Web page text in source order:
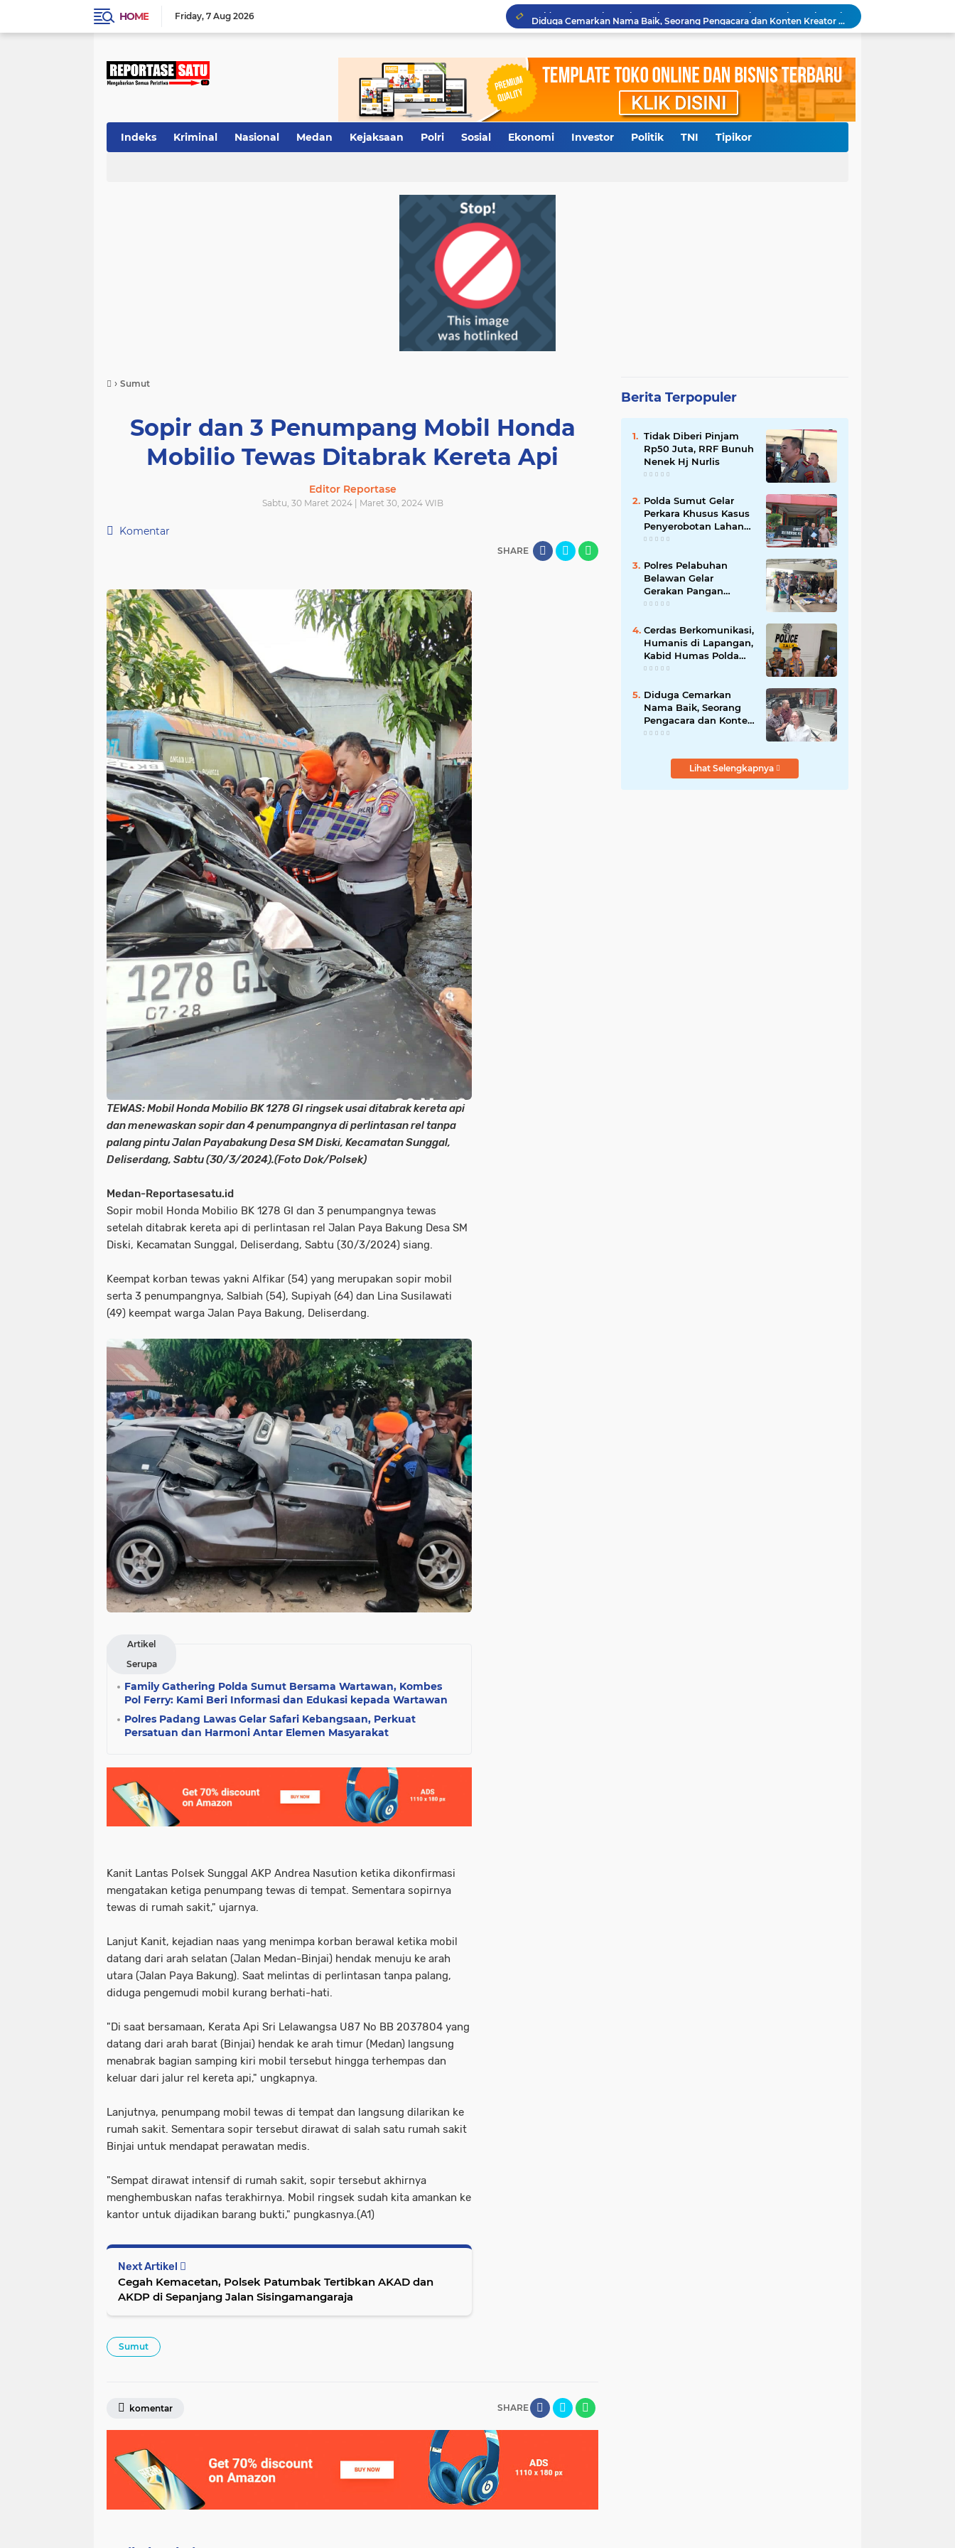
HOME Friday 7 Aug 2026
Diduga Cemarkan Nama Baik, Seorang Pengacara dan Konten Kreator Dilaporkan ke Polrestabes Medan
Polresta Deliserdang Tangkap Dua Laki-laki Pelaku Penyalahgunaan Narkoba
Antisipasi Antrean Panjang, Polresta Deliserdang Gatur di Sejumlah SPBU
Aliansi Masyarakat Batak Kota Medan Laporkan Pemilik Akun Hina Suku Batak ke Polda Sumut
Diduga Langgar Putusan MA, Warga Dairi dan Kelompok Masyarakat Sipil Kecam Keras Terbitnya SKKL PT DPM
Polresta Deliserdang Tangkap 3 Kurir, Amankan 53 Kg Lebih Sabu
Tidak Diberi Pinjam Rp50 Juta, RRF Bunuh Nenek Hj Nurlis
Indeks Kriminal Nasional Medan Kejaksaan Polri Sosial Ekonomi Investor Politik TNI Tipikor
› Sumut
Sopir dan 3 Penumpang Mobil Honda
Mobilio Tewas Ditabrak Kereta Api
Editor Reportase
Sabtu, 30 Maret 2024 | Maret 30, 2024 WIB
Komentar
SHARE
TEWAS: Mobil Honda Mobilio BK 1278 GI ringsek usai ditabrak kereta api
dan menewaskan sopir dan 4 penumpangnya di perlintasan rel tanpa
palang pintu Jalan Payabakung Desa SM Diski, Kecamatan Sunggal,
Deliserdang, Sabtu (30/3/2024).(Foto Dok/Polsek)
Medan-Reportasesatu.id
Sopir mobil Honda Mobilio BK 1278 GI dan 3 penumpangnya tewas
setelah ditabrak kereta api di perlintasan rel Jalan Paya Bakung Desa SM
Diski, Kecamatan Sunggal, Deliserdang, Sabtu (30/3/2024) siang.
Keempat korban tewas yakni Alfikar (54) yang merupakan sopir mobil
serta 3 penumpangnya, Salbiah (54), Supiyah (64) dan Lina Susilawati
(49) keempat warga Jalan Paya Bakung, Deliserdang.
Artikel
Serupa
Family Gathering Polda Sumut Bersama Wartawan, Kombes
Pol Ferry: Kami Beri Informasi dan Edukasi kepada Wartawan
Polres Padang Lawas Gelar Safari Kebangsaan, Perkuat
Persatuan dan Harmoni Antar Elemen Masyarakat
Kanit Lantas Polsek Sunggal AKP Andrea Nasution ketika dikonfirmasi
mengatakan ketiga penumpang tewas di tempat. Sementara sopirnya
tewas di rumah sakit," ujarnya.
Lanjut Kanit, kejadian naas yang menimpa korban berawal ketika mobil
datang dari arah selatan (Jalan Medan-Binjai) hendak menuju ke arah
utara (Jalan Paya Bakung). Saat melintas di perlintasan tanpa palang,
diduga pengemudi mobil kurang berhati-hati.
"Di saat bersamaan, Kerata Api Sri Lelawangsa U87 No BB 2037804 yang
datang dari arah barat (Binjai) hendak ke arah timur (Medan) langsung
menabrak bagian samping kiri mobil tersebut hingga terhempas dan
keluar dari jalur rel kereta api," ungkapnya.
Lanjutnya, penumpang mobil tewas di tempat dan langsung dilarikan ke
rumah sakit. Sementara sopir tersebut dirawat di salah satu rumah sakit
Binjai untuk mendapat perawatan medis.
"Sempat dirawat intensif di rumah sakit, sopir tersebut akhirnya
menghembuskan nafas terakhirnya. Mobil ringsek sudah kita amankan ke
kantor untuk dijadikan barang bukti," pungkasnya.(A1)
Next Artikel
Cegah Kemacetan, Polsek Patumbak Tertibkan AKAD dan
AKDP di Sepanjang Jalan Sisingamangaraja
Sumut
SHARE
komentar
Berita Terpopuler
Tidak Diberi Pinjam
Rp50 Juta, RRF Bunuh
Nenek Hj Nurlis
Polda Sumut Gelar
Perkara Khusus Kasus
Penyerobotan Lahan
Jalan Sei Belutu,
Minta Kasus
Dilanjutkan
Polres Pelabuhan
Belawan Gelar
Gerakan Pangan
Murah Polri, Jual 3 Ton
Cerdas Berkomunikasi,
Humanis di Lapangan,
Kabid Humas Polda
Sumut Tanamkan
Siswa SPN Hinai
Diduga Cemarkan
Nama Baik, Seorang
Pengacara dan Konten
Kreator Dilaporkan ke
Lihat Selengkapnya